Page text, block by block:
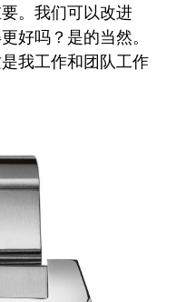
。我们可以改进
好吗？是的当然。
我工作和团队工作